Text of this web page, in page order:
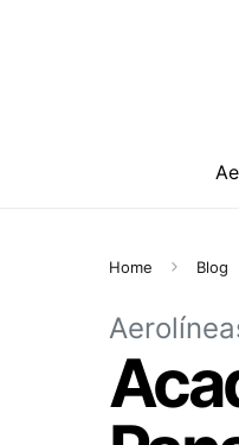
Home Blog